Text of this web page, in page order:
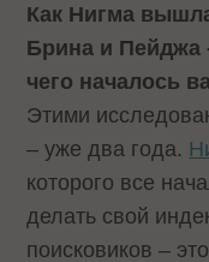
Как Нигма
Брина и Пейджа
чего началось
Этими
– уже два года.
которого все
делать свой
поисковиков –